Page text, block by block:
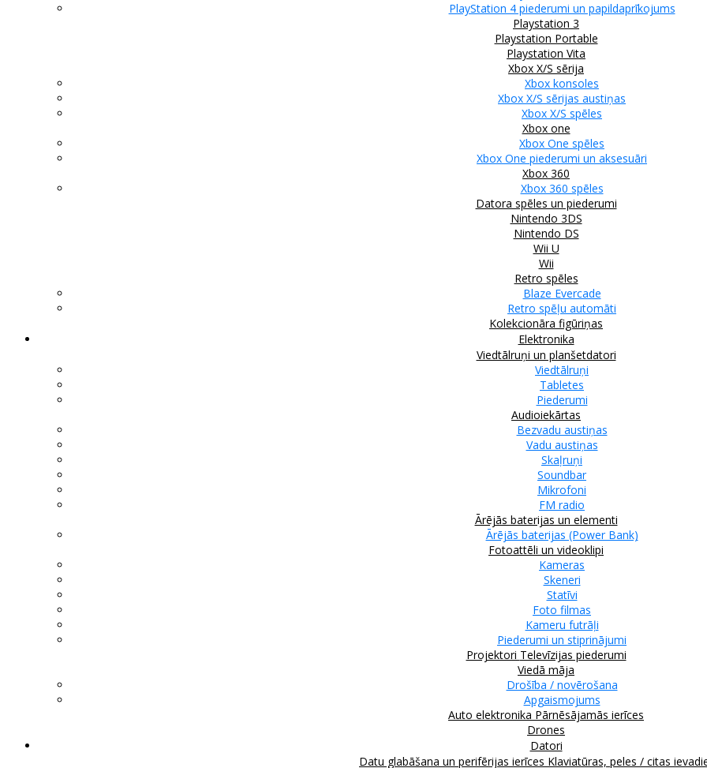
PlayStation 4 piederumi un papildaprīkojums
Playstation 3
Playstation Portable
Playstation Vita
Xbox X/S sērija
Xbox konsoles
Xbox X/S sērijas austiņas
Xbox X/S spēles
Xbox one
Xbox One spēles
Xbox One piederumi un aksesuāri
Xbox 360
Xbox 360 spēles
Datora spēles un piederumi
Nintendo 3DS
Nintendo DS
Wii U
Wii
Retro spēles
Blaze Evercade
Retro spēļu automāti
Kolekcionāra figūriņas
Elektronika
Viedtālruņi un planšetdatori
Viedtālruņi
Tabletes
Piederumi
Audioiekārtas
Bezvadu austiņas
Vadu austiņas
Skaļruņi
Soundbar
Mikrofoni
FM radio
Ārējās baterijas un elementi
Ārējās baterijas (Power Bank)
Fotoattēli un videoklipi
Kameras
Skeneri
Statīvi
Foto filmas
Kameru futrāļi
Piederumi un stiprinājumi
Projektori Televīzijas piederumi
Viedā māja
Drošība / novērošana
Apgaismojums
Auto elektronika Pārnēsājamās ierīces
Drones
Datori
Datu glabāšana un perifērijas ierīces Klaviatūras, peles / citas